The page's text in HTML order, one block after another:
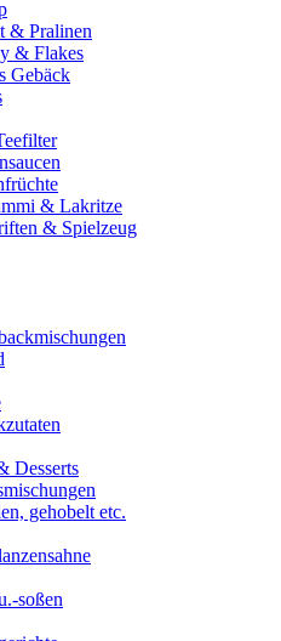
& Pralinen
& Flakes
Gebäck
& Lakritze
& Spielzeug
Desserts
gehobelt etc.
soßen